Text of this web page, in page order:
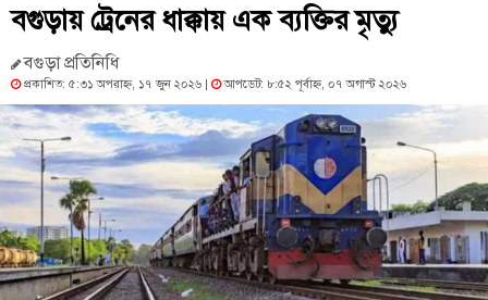
বগুড়ায় ট্রেনের ধাক্কায় এক ব্যক্তির মৃত্যু
বগুড়া প্রতিনিধি
প্রকাশিত: ৫:৩১ অপরাহ্ন, ১৭ জুন ২০২৬ | আপডেট: ৮:৫২ পূর্বাহ্ন, ০৭ অগাস্ট ২০২৬